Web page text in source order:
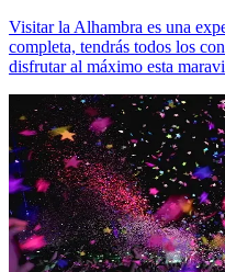
Visitar la Alhambra es una
completa, tendrás todos los
disfrutar al máximo esta